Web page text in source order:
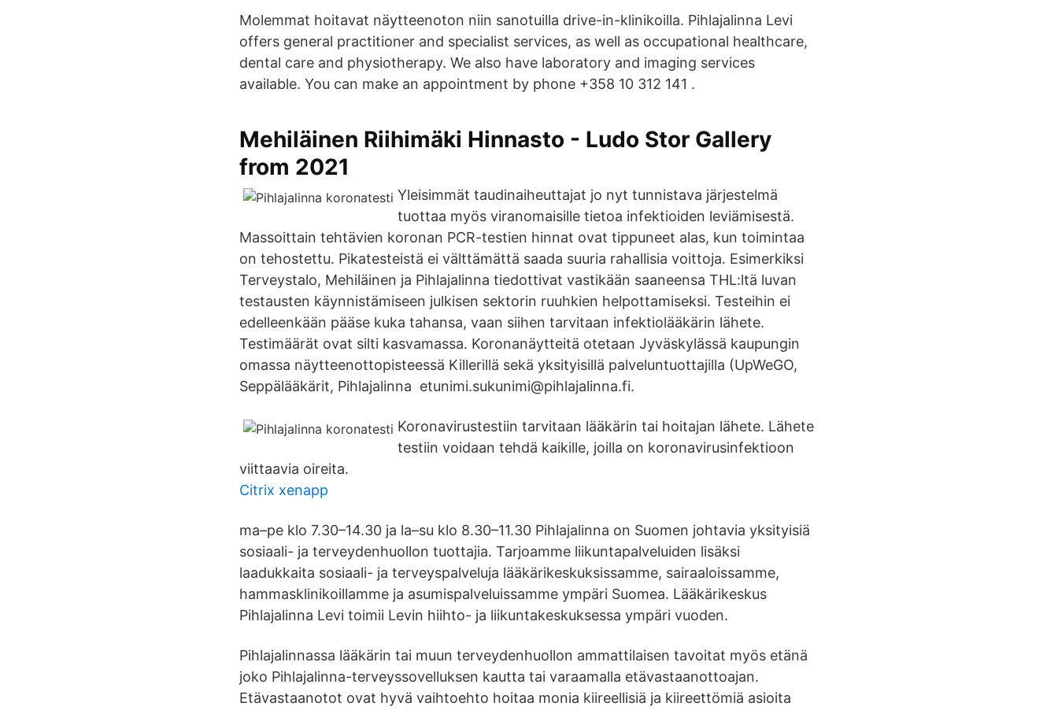
Molemmat hoitavat näytteenoton niin sanotuilla drive-in-klinikoilla. Pihlajalinna Levi
offers general practitioner and specialist services, as well as occupational healthcare,
dental care and physiotherapy. We also have laboratory and imaging services
available. You can make an appointment by phone +358 10 312 141 .
Mehiläinen Riihimäki Hinnasto - Ludo Stor Gallery
from 2021
Yleisimmät taudinaiheuttajat jo nyt tunnistava järjestelmä
tuottaa myös viranomaisille tietoa infektioiden leviämisestä.
Massoittain tehtävien koronan PCR-testien hinnat ovat tippuneet alas, kun toimintaa
on tehostettu. Pikatesteistä ei välttämättä saada suuria rahallisia voittoja. Esimerkiksi
Terveystalo, Mehiläinen ja Pihlajalinna tiedottivat vastikään saaneensa THL:ltä luvan
testausten käynnistämiseen julkisen sektorin ruuhkien helpottamiseksi. Testeihin ei
edelleenkään pääse kuka tahansa, vaan siihen tarvitaan infektiolääkärin lähete.
Testimäärät ovat silti kasvamassa. Koronanäytteitä otetaan Jyväskylässä kaupungin
omassa näytteenottopisteessä Killerillä sekä yksityisillä palveluntuottajilla (UpWeGO,
Seppälääkärit, Pihlajalinna etunimi.sukunimi@pihlajalinna.fi.
Koronavirustestiin tarvitaan lääkärin tai hoitajan lähete. Lähete
testiin voidaan tehdä kaikille, joilla on koronavirusinfektioon
viittaavia oireita.
Citrix xenapp
ma–pe klo 7.30–14.30 ja la–su klo 8.30–11.30 Pihlajalinna on Suomen johtavia yksityisiä
sosiaali- ja terveydenhuollon tuottajia. Tarjoamme liikuntapalveluiden lisäksi
laadukkaita sosiaali- ja terveyspalveluja lääkärikeskuksissamme, sairaaloissamme,
hammasklinikoillamme ja asumispalveluissamme ympäri Suomea. Lääkärikeskus
Pihlajalinna Levi toimii Levin hiihto- ja liikuntakeskuksessa ympäri vuoden.
Pihlajalinnassa lääkärin tai muun terveydenhuollon ammattilaisen tavoitat myös etänä
joko Pihlajalinna-terveyssovelluksen kautta tai varaamalla etävastaanottoajan.
Etävastaanotot ovat hyvä vaihtoehto hoitaa monia kiireellisiä ja kiireettömiä asioita